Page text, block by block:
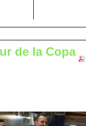
de la Copa